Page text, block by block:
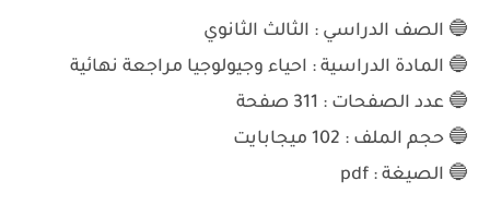
🔵 الصف الدراسي : الثالث الثانوي
🔵 المادة الدراسية : احياء وجيولوجيا مراجعة نهائية
🔵 عدد الصفحات : 311
صفحة
🔵 حجم الملف : 102 ميجابايت
🔵 الصيغة : pdf